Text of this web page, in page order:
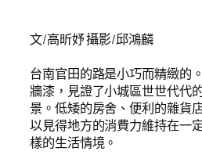
文/高昕妤 攝影/邱鴻麟
台南官田的路是小巧而精緻的
牆漆，見證了小城區世世代代
景。低矮的房舍、便利的雜貨
以見得地方的消費力維持在一
樣的生活情境。